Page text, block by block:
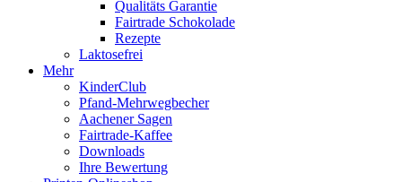
Qualitäts Garantie
Fairtrade Schokolade
Rezepte
Laktosefrei
Mehr
KinderClub
Pfand-Mehrwegbecher
Aachener Sagen
Fairtrade-Kaffee
Downloads
Ihre Bewertung